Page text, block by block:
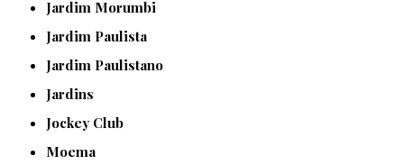
Jardim Morumbi
Jardim Paulista
Jardim Paulistano
Jardins
Jockey Club
Moema